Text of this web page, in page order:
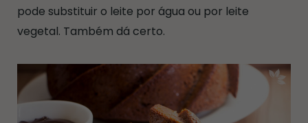
pode substituir o leite por água ou por leite
vegetal. Também dá certo.